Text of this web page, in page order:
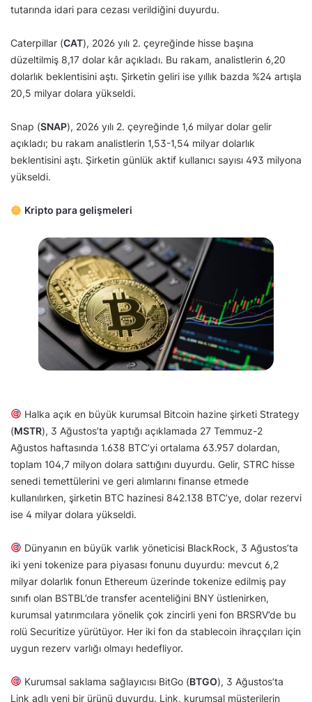
tutarında idari para cezası verildiğini duyurdu.
Caterpillar (CAT), 2026 yılı 2. çeyreğinde hisse başına
düzeltilmiş 8,17 dolar kâr açıkladı. Bu rakam, analistlerin 6,20
dolarlık beklentisini aştı. Şirketin geliri ise yıllık bazda %24 artışla
20,5 milyar dolara yükseldi.
Snap (SNAP), 2026 yılı 2. çeyreğinde 1,6 milyar dolar gelir
açıkladı; bu rakam analistlerin 1,53-1,54 milyar dolarlık
beklentisini aştı. Şirketin günlük aktif kullanıcı sayısı 493 milyona
yükseldi.
Kripto para gelişmeleri
Halka açık en büyük kurumsal Bitcoin hazine şirketi Strategy
(MSTR), 3 Ağustos’ta yaptığı açıklamada 27 Temmuz-2
Ağustos haftasında 1.638 BTC’yi ortalama 63.957 dolardan,
toplam 104,7 milyon dolara sattığını duyurdu. Gelir, STRC hisse
senedi temettülerini ve geri alımlarını finanse etmede
kullanılırken, şirketin BTC hazinesi 842.138 BTC’ye, dolar rezervi
ise 4 milyar dolara yükseldi.
Dünyanın en büyük varlık yöneticisi BlackRock, 3 Ağustos’ta
iki yeni tokenize para piyasası fonunu duyurdu: mevcut 6,2
milyar dolarlık fonun Ethereum üzerinde tokenize edilmiş pay
sınıfı olan BSTBL’de transfer acenteliğini BNY üstlenirken,
kurumsal yatırımcılara yönelik çok zincirli yeni fon BRSRV’de bu
rolü Securitize yürütüyor. Her iki fon da stablecoin ihraççıları için
uygun rezerv varlığı olmayı hedefliyor.
Kurumsal saklama sağlayıcısı BitGo (BTGO), 3 Ağustos’ta
Link adlı yeni bir ürünü duyurdu. Link, kurumsal müşterilerin